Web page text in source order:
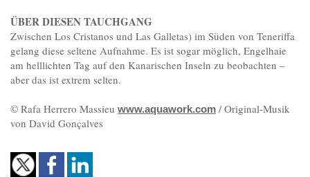
ÜBER DIESEN TAUCHGANG
Zwischen Los Cristanos und Las Galletas) im Süden von Teneriffa
gelang diese seltene Aufnahme. Es ist sogar möglich, Engelhaie
am helllichten Tag auf den Kanarischen Inseln zu beobachten –
aber das ist extrem selten.
© Rafa Herrero Massieu www.aquawork.com / Original-Musik
von David Gonçalves